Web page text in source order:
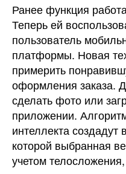
Ранее функция
Теперь ей
пользователь
платформы. Новая
примерить
оформления заказа.
сделать фото или
приложении.
интеллекта
которой выбранная
учетом